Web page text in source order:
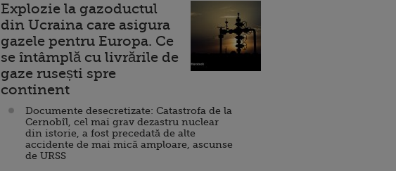
Explozie la gazoductul
din Ucraina care asigura
gazele pentru Europa. Ce
se întâmplă cu livrările de
gaze rusești spre
continent
Documente desecretizate: Catastrofa de la
Cernobîl, cel mai grav dezastru nuclear
din istorie, a fost precedată de alte
accidente de mai mică amploare, ascunse
de URSS